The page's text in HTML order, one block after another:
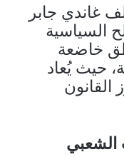
غاندي جابر
السياسية
خاضعة
حيث يُعاد
القانون
الشعبي